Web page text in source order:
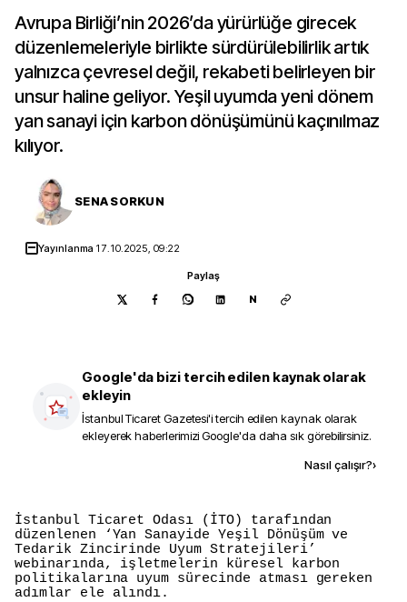
Avrupa Birliği’nin 2026’da yürürlüğe girecek
düzenlemeleriyle birlikte sürdürülebilirlik artık
yalnızca çevresel değil, rekabeti belirleyen bir
unsur haline geliyor. Yeşil uyumda yeni dönem
yan sanayi için karbon dönüşümünü kaçınılmaz
kılıyor.
SENA SORKUN
Yayınlanma 17.10.2025, 09:22
Paylaş
N
Google'da bizi tercih edilen kaynak olarak
ekleyin
İstanbul Ticaret Gazetesi'i tercih edilen kaynak olarak
ekleyerek haberlerimizi Google'da daha sık görebilirsiniz.
Nasıl çalışır?›
İstanbul Ticaret Odası (İTO) tarafından
düzenlenen ‘Yan Sanayide Yeşil Dönüşüm ve
Tedarik Zincirinde Uyum Stratejileri’
webinarında, işletmelerin küresel karbon
politikalarına uyum sürecinde atması gereken
adımlar ele alındı.